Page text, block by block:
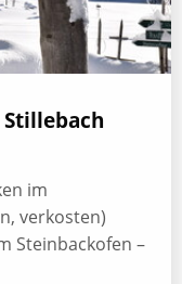
im
verkosten)
Steinbackofen –